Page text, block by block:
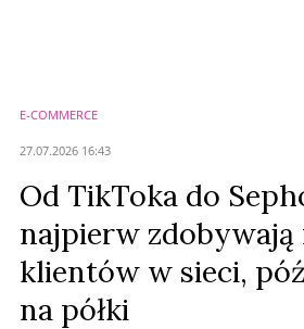
E-COMMERCE
27.07.2026 16:43
Od TikToka do
najpierw
klientów w sieci,
na półki